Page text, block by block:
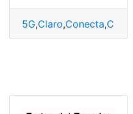
5G,Claro,Conecta,Cuatro